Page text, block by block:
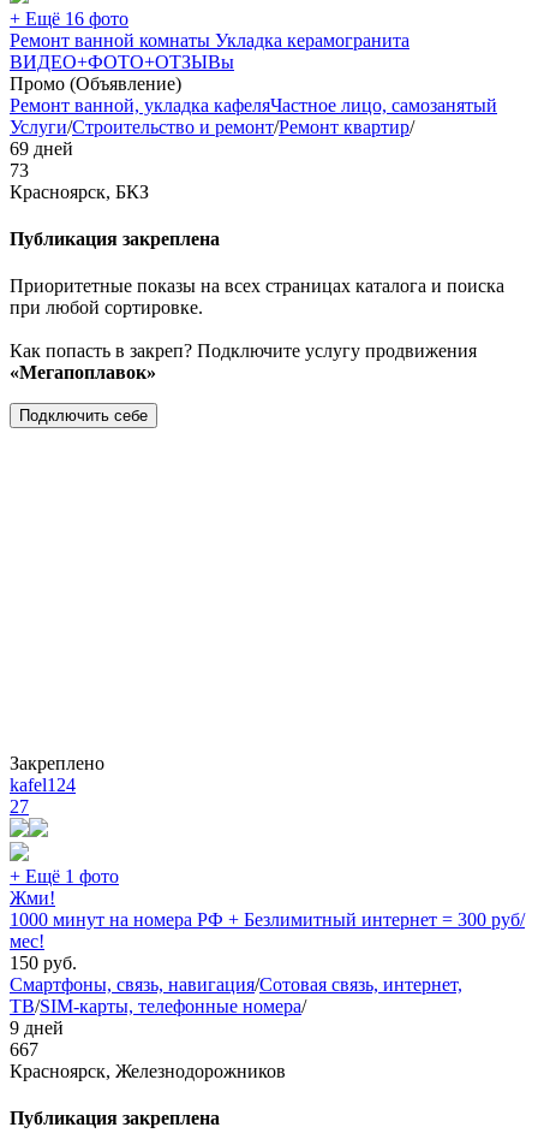
+ Ещё 16 фото
Ремонт ванной комнаты Укладка керамогранита
ВИДЕО+ФОТО+ОТЗЫВы
Промо (Объявление)
Ремонт ванной, укладка кафеляЧастное лицо, самозанятый
Услуги/Строительство и ремонт/Ремонт квартир/
69 дней
73
Красноярск, БКЗ
Публикация закреплена
Приоритетные показы на всех страницах каталога и поиска
при любой сортировке.
Как попасть в закреп? Подключите услугу продвижения
«Мегапоплавок»
Подключить себе
Закреплено
kafel124
27
+ Ещё 1 фото
Жми!
1000 минут на номера РФ + Безлимитный интернет = 300 руб/
мес!
150 руб.
Смартфоны, связь, навигация/Сотовая связь, интернет,
ТВ/SIM-карты, телефонные номера/
9 дней
667
Красноярск, Железнодорожников
Публикация закреплена